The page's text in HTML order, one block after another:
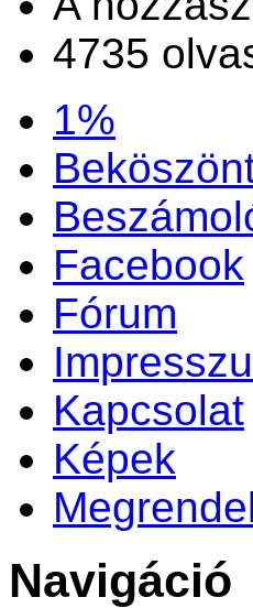
4735
1%
Facebook
Fórum
Kapcsolat
Képek
Navigáció